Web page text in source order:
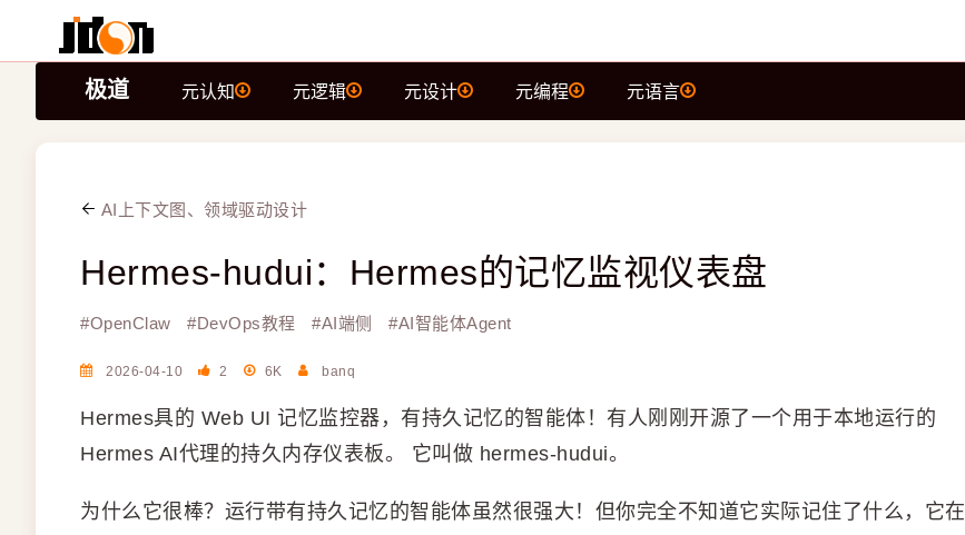
极道 元认知 元逻辑 元设计 元编程 元语言
AI上下文图、领域驱动设计
Hermes-hudui：Hermes的记忆监视仪表盘
#OpenClaw #DevOps教程 #AI端侧 #AI智能体Agent
2026-04-10 2 6K banq
Hermes具的 Web UI 记忆监控器，有持久记忆的智能体！有人刚刚开源了一个用于本地运行的
Hermes AI代理的持久内存仪表板。 它叫做 hermes-hudui。
为什么它很棒？运行带有持久记忆的智能体虽然很强大！但你完全不知道它实际记住了什么，它在